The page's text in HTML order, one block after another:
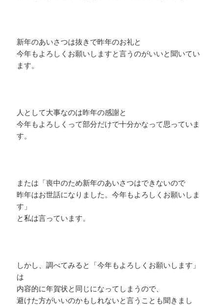
新年のあいさつは抜きで昨年のお礼と
今年もよろしくお願いしますと言うのがいいと聞いてい
ます。
人として大事なのは昨年の感謝と
今年もよろしくって部分だけで十分かなって思っていま
す。
または「喪中のため新年のあいさつはできないので
昨年はお世話になりました。今年もよろしくお願いしま
す」
と私は言っています。
しかし、調べてみると「今年もよろしくお願いします」
は
内容的に年賀状と同じになってしまうので、
避けた方がいいのかもしれないと言うことも聞きまし